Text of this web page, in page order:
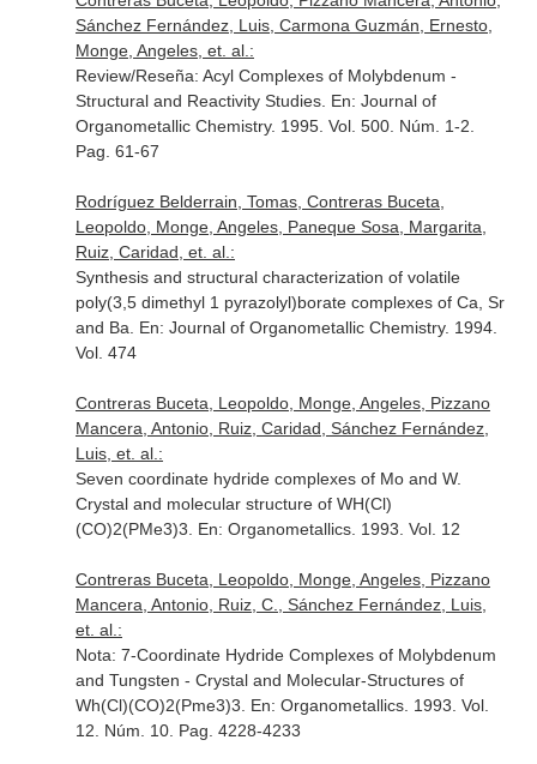
Sánchez Fernández, Luis, Carmona Guzmán, Ernesto,
Monge, Angeles, et. al.:
Review/Reseña: Acyl Complexes of Molybdenum -
Structural and Reactivity Studies. En: Journal of
Organometallic Chemistry. 1995. Vol. 500. Núm. 1-2.
Pag. 61-67
Rodríguez Belderrain, Tomas, Contreras Buceta,
Leopoldo, Monge, Angeles, Paneque Sosa, Margarita,
Ruiz, Caridad, et. al.:
Synthesis and structural characterization of volatile
poly(3,5 dimethyl 1 pyrazolyl)borate complexes of Ca, Sr
and Ba. En: Journal of Organometallic Chemistry. 1994.
Vol. 474
Contreras Buceta, Leopoldo, Monge, Angeles, Pizzano
Mancera, Antonio, Ruiz, Caridad, Sánchez Fernández,
Luis, et. al.:
Seven coordinate hydride complexes of Mo and W.
Crystal and molecular structure of WH(Cl)
(CO)2(PMe3)3. En: Organometallics. 1993. Vol. 12
Contreras Buceta, Leopoldo, Monge, Angeles, Pizzano
Mancera, Antonio, Ruiz, C., Sánchez Fernández, Luis,
et. al.:
Nota: 7-Coordinate Hydride Complexes of Molybdenum
and Tungsten - Crystal and Molecular-Structures of
Wh(Cl)(CO)2(Pme3)3. En: Organometallics. 1993. Vol.
12. Núm. 10. Pag. 4228-4233